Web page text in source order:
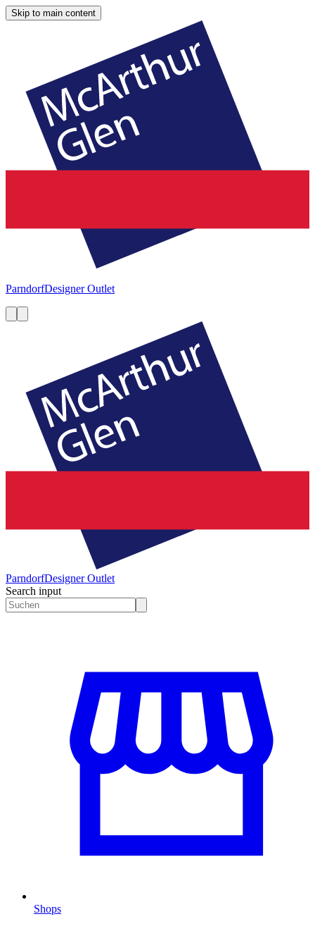
Skip to main content
ParndorfDesigner Outlet
ParndorfDesigner Outlet
Search input
Shops